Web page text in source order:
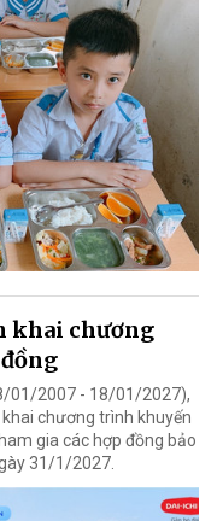
khai chương
01/2007 - 18/01/2027),
chương trình khuyến
gia các hợp đồng bảo
31/1/2027.